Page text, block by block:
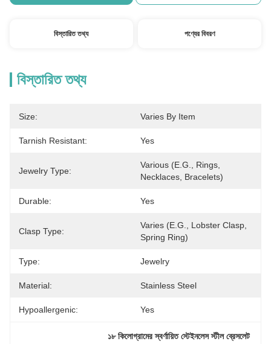
বিস্তারিত তথ্য পণ্যের বিবরণ
বিস্তারিত তথ্য
Size: Varies By Item
Tarnish Resistant: Yes
Jewelry Type:
Various (e.g., Rings,
Necklaces, Bracelets)
Durable: Yes
Clasp Type:
Varies (e.g., Lobster Clasp,
Spring Ring)
Type: Jewelry
Material: Stainless Steel
Hypoallergenic: Yes
১৮ কিলোগ্রামের স্বর্ণায়িত স্টেইনলেস স্টীল ব্রেসলেট